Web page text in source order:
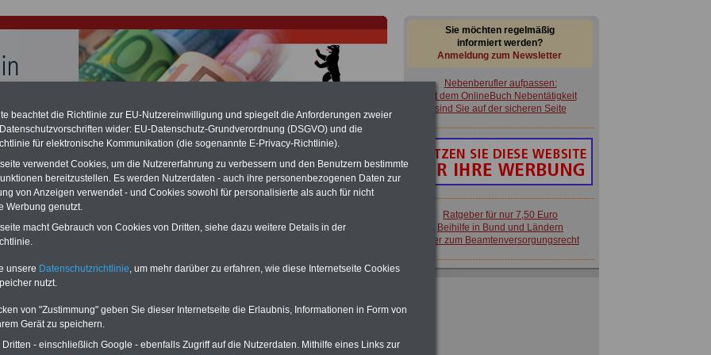
für Beamte und Ruhestandsbeamte (zu geringe Alimentation)
hat die Berliner Landesbesoldung für verfassungs-widrig
& Ruhestandsbeamte) gibt es teilweise hohe Nachzahlungen (Medienberichten
füralle (!) Beamtezwischenmind. 3.000 und 13.000 Euro, Der INFO-
hierzu eine Broschüre heraus, die unmittelbar nach dem Beschluss des
der Bundesregierung vorgelegt wird (wahrscheinlich im Quartal.2026
von Berlin: § 1 Nebentätigkeit
für Beamtinnen
versorgungsrecht
sowie Beihilferecht in Bund und
Ratgeber sind übersichtlich
wichtigen Themen für Beamte und dem Öff.
herunterladen, auch für Beschäftigte beim
Sie möchten regelmäßig
informiert werden?
Anmeldung zum Newsletter
Nebenberufler aufpassen:
mit dem OnlineBuch Nebentätigkeit
sind Sie auf der sicheren Seite
Ratgeber für nur 7,50 Euro
Beihilfe in Bund und Ländern
oder zum Beamtenversorgungsrecht
beachtet die Richtlinie zur EU-Nutzereinwilligung und spiegelt die Anforderungen zweier
wider: EU-Datenschutz-Grundverordnung (DSGVO) und die
für elektronische Kommunikation (die sogenannte E-Privacy-Richtlinie).
verwendet Cookies, um die Nutzererfahrung zu verbessern und den Benutzern bestimmte
bereitzustellen. Es werden Nutzerdaten - auch ihre personenbezogenen Daten zur
von Anzeigen verwendet - und Cookies sowohl für personalisierte als auch für nicht
Werbung genutzt.
macht Gebrauch von Cookies von Dritten, siehe dazu weitere Details in der
unsere Datenschutzrichtlinie, um mehr darüber zu erfahren, wie diese Internetseite Cookies
nutzt.
von "Zustimmung" geben Sie dieser Internetseite die Erlaubnis, Informationen in Form von
Gerät zu speichern.
- einschließlich Google - ebenfalls Zugriff auf die Nutzerdaten. Mithilfe eines Links zur